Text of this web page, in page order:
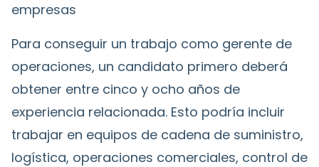
empresas
Para conseguir un trabajo como gerente de
operaciones, un candidato primero deberá
obtener entre cinco y ocho años de
experiencia relacionada. Esto podría incluir
trabajar en equipos de cadena de suministro,
logística, operaciones comerciales, control de